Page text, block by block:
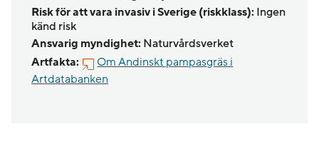
Risk för att vara invasiv i Sverige (riskklass): Ingen
känd risk
Ansvarig myndighet: Naturvårdsverket
Artfakta:
Om Andinskt pampasgräs i
Artdatabanken